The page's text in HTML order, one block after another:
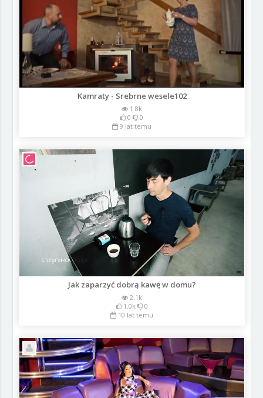
Kamraty - Srebrne wesele102
1.8k
0
0
9 lat temu
Jak zaparzyć dobrą kawę w domu?
2.1k
1.0k
0
10 lat temu